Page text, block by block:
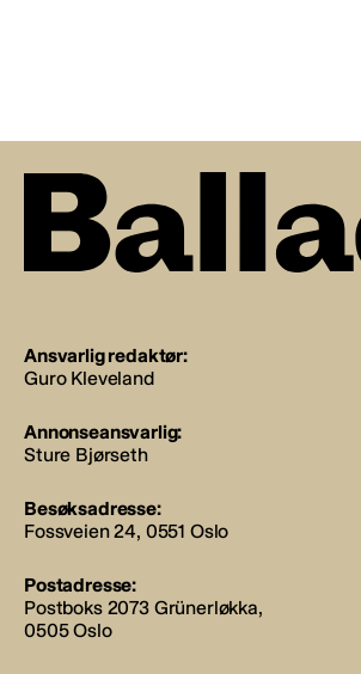
Ansvarlig redaktør:
Guro Kleveland
Annonseansvarlig:
Sture Bjørseth
Besøksadresse:
Fossveien 24, 0551 Oslo
Postadresse:
Postboks 2073 Grünerløkka,
0505 Oslo